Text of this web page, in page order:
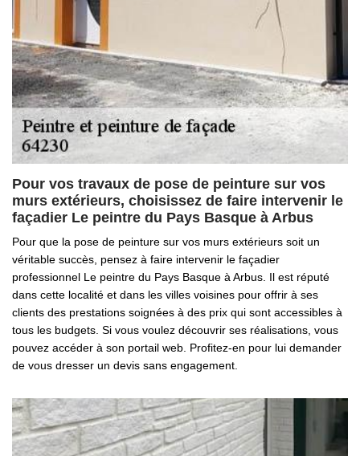
Pour vos travaux de pose de peinture sur vos
murs extérieurs, choisissez de faire intervenir le
façadier Le peintre du Pays Basque à Arbus
Pour que la pose de peinture sur vos murs extérieurs soit un
véritable succès, pensez à faire intervenir le façadier
professionnel Le peintre du Pays Basque à Arbus. Il est réputé
dans cette localité et dans les villes voisines pour offrir à ses
clients des prestations soignées à des prix qui sont accessibles à
tous les budgets. Si vous voulez découvrir ses réalisations, vous
pouvez accéder à son portail web. Profitez-en pour lui demander
de vous dresser un devis sans engagement.